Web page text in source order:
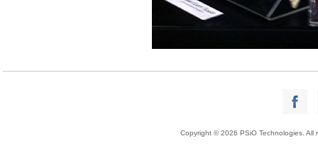
Copyright © 2026 PSiO Technologies. All